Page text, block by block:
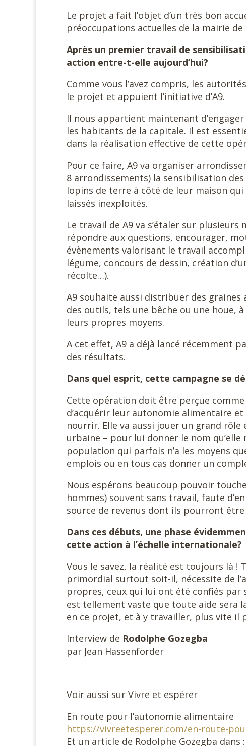
Le projet a fait l’objet d’un très bon
préoccupations actuelles de la mairie
Après un premier travail de
action entre-t-elle aujourd’hui?
Comme vous l’avez compris, les
le projet et appuient l’initiative d’A9.
Il nous appartient maintenant
les habitants de la capitale. Il est
dans la réalisation effective de cette
Pour ce faire, A9 va organiser
8 arrondissements) la sensibilisation
lopins de terre à côté de leur maison
laissés inexploités.
Le travail de A9 va s’étaler sur
répondre aux questions, encourager,
évènements valorisant le travail
légume, concours de dessin, création
récolte…).
A9 souhaite aussi distribuer des
des outils, tels une bêche ou une houe,
leurs propres moyens.
A cet effet, A9 a déjà lancé récemment
des résultats.
Dans quel esprit, cette campagne se
Cette opération doit être perçue
d’acquérir leur autonomie alimentaire
nourrir. Elle va aussi jouer un grand
urbaine – pour lui donner le nom
population qui parfois n’a les moyens
emplois ou en tous cas donner un
Nous espérons beaucoup pouvoir
hommes) souvent sans travail, faute
source de revenus dont ils pourront être
Dans ces débuts, une phase
cette action à l’échelle internationale?
Vous le savez, la réalité est toujours là
primordial surtout soit-il, nécessite de
propres, ceux qui lui ont été confiés
est tellement vaste que toute aide sera
en ce projet, et à y travailler, plus vite il
Interview de Rodolphe Gozegba
par Jean Hassenforder
Voir aussi sur Vivre et espérer
En route pour l’autonomie alimentaire
https://vivreetesperer.com/en-route-
Et un article de Rodolphe Gozegba dans